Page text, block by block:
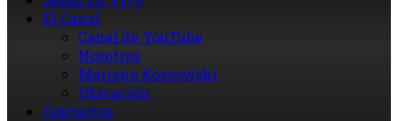
El Canal
Canal de YouTube
Nosotros
Mariano Kossowski
Ubicación
Contactos